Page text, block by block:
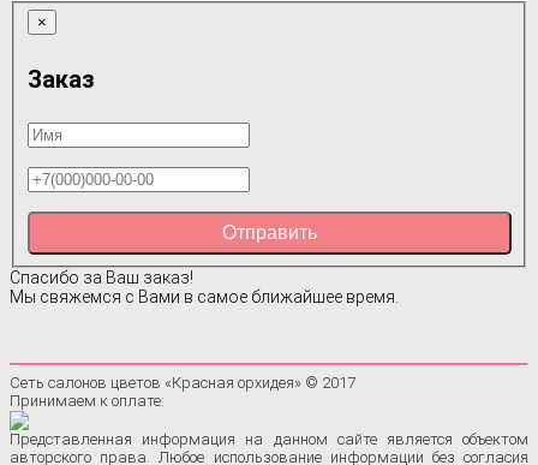
×
Заказ
Отправить
Спасибо за Ваш заказ!
Мы свяжемся с Вами в самое ближайшее время.
Сеть салонов цветов «Красная орхидея» © 2017
Принимаем к оплате:
Представленная информация на данном сайте является объектом
авторского права. Любое использование информации без согласия